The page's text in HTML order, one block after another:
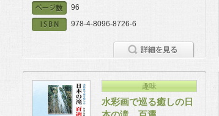
96
978-4-8096-8726-6
趣味
水彩画で巡る癒しの日